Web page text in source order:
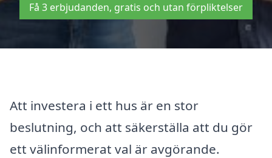
Få 3 erbjudanden, gratis och utan förpliktelser
Att investera i ett hus är en stor
beslutning, och att säkerställa att du gör
ett välinformerat val är avgörande.